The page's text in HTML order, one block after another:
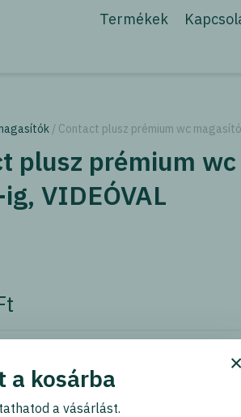
Termékek
/ Contact plusz prémium wc
plusz prémium wc
VIDEÓVAL
1 900 Ft ×
a kosárba
a vásárlást.